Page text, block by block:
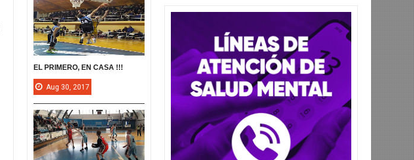
EL PRIMERO, EN CASA !!!
Aug 30, 2017